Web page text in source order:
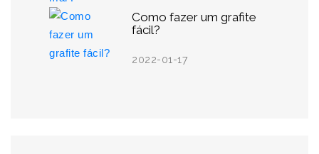
Como fazer um grafite
fácil?
2022-01-17